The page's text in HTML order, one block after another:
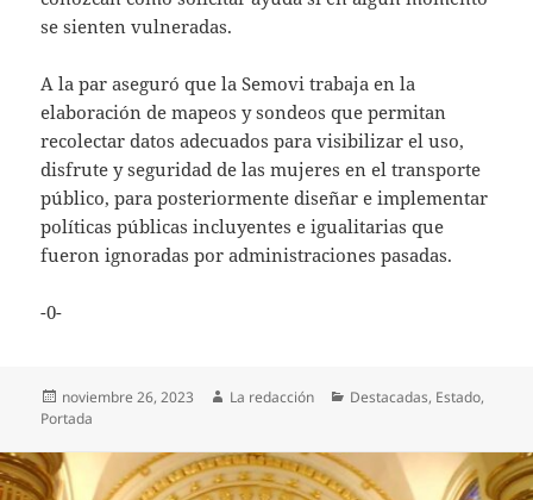
se sienten vulneradas.
A la par aseguró que la Semovi trabaja en la
elaboración de mapeos y sondeos que permitan
recolectar datos adecuados para visibilizar el uso,
disfrute y seguridad de las mujeres en el transporte
público, para posteriormente diseñar e implementar
políticas públicas incluyentes e igualitarias que
fueron ignoradas por administraciones pasadas.
-0-
Publicado
el
noviembre 26, 2023 Autor
La redacción Categorías
Destacadas, Estado,
Portada